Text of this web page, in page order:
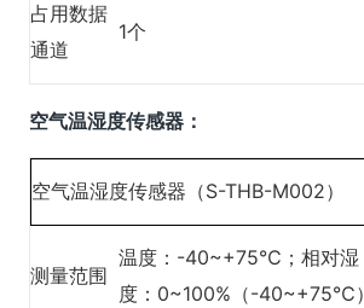
占用数据
通道
1个
空气温湿度传感器：
空气温湿度传感器（S-THB-M002）
测量范围
温度：-40~+75℃；相对湿
度：0~100%（-40~+75℃）